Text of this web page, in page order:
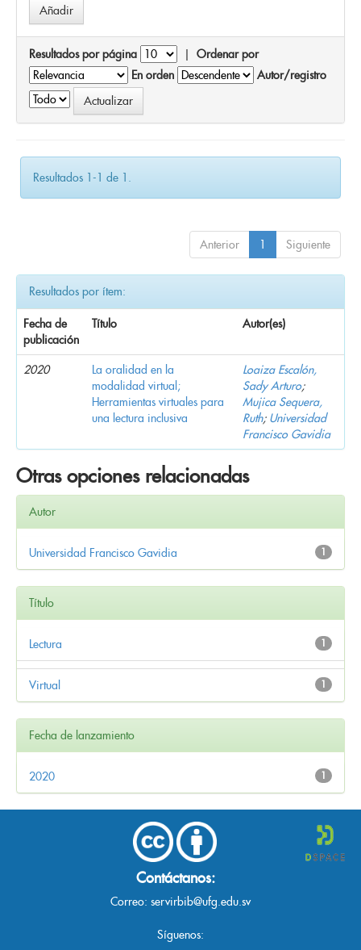
Resultados por página | Ordenar por
En orden
Autor/registro
Resultados 1-1 de 1.
Anterior 1 Siguiente
Resultados por ítem:
Fecha de
publicación
Título Autor(es)
2020
La oralidad en la
modalidad virtual;
Herramientas virtuales para
una lectura inclusiva
Loaiza Escalón,
Sady Arturo;
Mujica Sequera,
Ruth; Universidad
Francisco Gavidia
Otras opciones relacionadas
Autor
1
Universidad Francisco Gavidia
Título
1
Lectura
1
Virtual
Fecha de lanzamiento
1
2020
Contáctanos:
Correo: servirbib@ufg.edu.sv
Síguenos: